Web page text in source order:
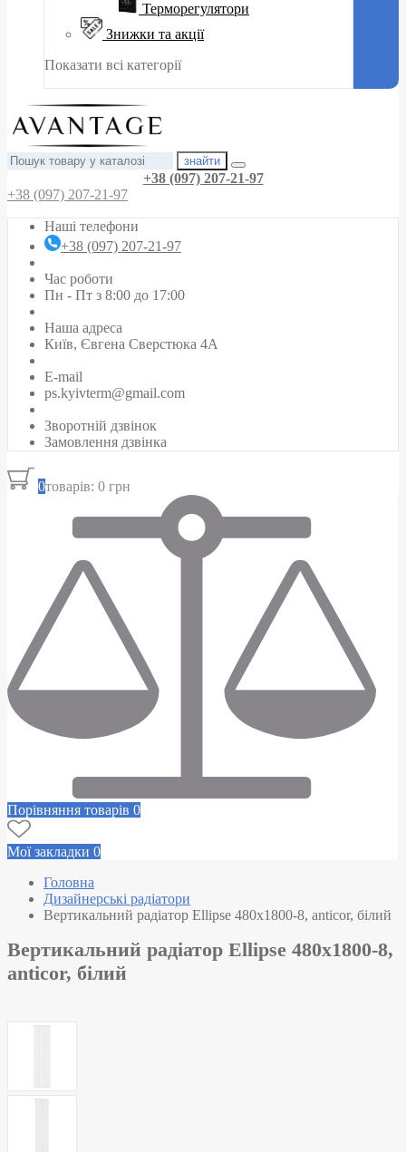
Терморегулятори
Знижки та акції
Показати всі категорії
знайти
+38 (097) 207-21-97
+38 (097) 207-21-97
Наші телефони
+38 (097) 207-21-97
Час роботи
Пн - Пт з 8:00 до 17:00
Наша адреса
Київ, Євгена Сверстюка 4А
E-mail
ps.kyivterm@gmail.com
Зворотній дзвінок
Замовлення дзвінка
0товарів: 0 грн
Порівняння товарів 0
Мої закладки 0
Головна
Дизайнерські радіатори
Вертикальний радіатор Ellipse 480х1800-8, anticor, білий
Вертикальний радіатор Ellipse 480х1800-8,
anticor, білий